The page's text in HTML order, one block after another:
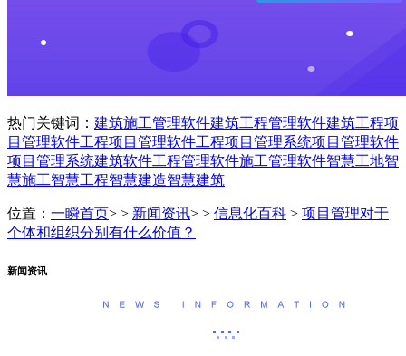
热门关键词： 建筑施工管理软件建筑工程管理软件建筑工程项
目管理软件工程项目管理软件工程项目管理系统项目管理软件
项目管理系统建筑软件工程管理软件施工管理软件智慧工地智
慧施工智慧工程智慧建造智慧建筑
位置： 一瞬首页> > 新闻资讯> > 信息化百科 > 项目管理对于
个体和组织分别有什么价值？
新闻资讯